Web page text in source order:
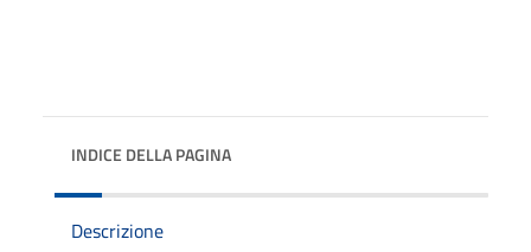
INDICE DELLA PAGINA
Descrizione